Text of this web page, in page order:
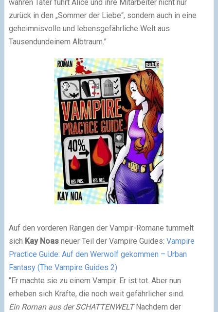
wahren Täter führt Alice und ihre Mitarbeiter nicht nur
zurück in den „Sommer der Liebe“, sondern auch in eine
geheimnisvolle und lebensgefährliche Welt aus
Tausendundeinem Albtraum.”
Auf den vorderen Rängen der Vampir-Romane tummelt
sich Kay Noasneuer Teil der Vampire Guides: Vampire
Practice Guide: Auf den Werwolf gekommen – Urban
Fantasy (The Vampire Guides 2)
“Er machte sie zu einem Vampir. Er ist tot. Aber nun
erheben sich Kräfte, die noch weit gefährlicher sind.
Ein Roman aus der SCHATTENWELTNachdem der